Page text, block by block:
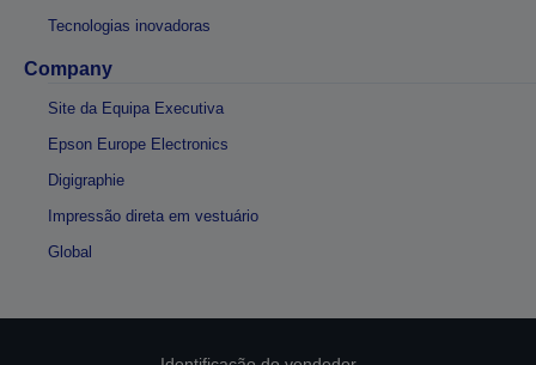
Tecnologias inovadoras
Company
Site da Equipa Executiva
Epson Europe Electronics
Digigraphie
Impressão direta em vestuário
Global